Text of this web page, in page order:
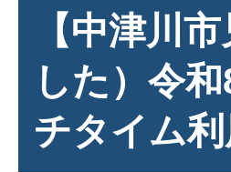
【中津川
した）令
チタイム